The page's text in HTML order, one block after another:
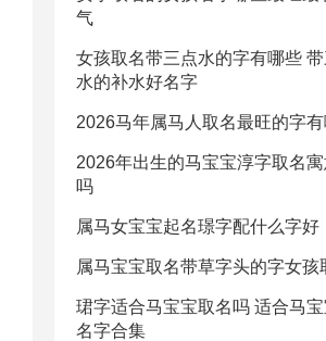
气
女孩取名带三点水的字有哪些
水的补水好名字
2026马年属马人取名最旺的字
2026年出生的马宝宝淳字取名
吗
属马女宝宝起名璟字配什么字好
属马宝宝取名带草字头的字女孩
珺字适合马宝宝取名吗 适合马
名字合集